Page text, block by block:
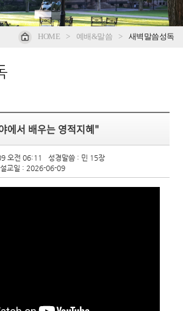
HOME > 예배&말씀 > 새벽말씀성독
에서 배우는 영적지혜"
오전 06:11
성경말씀 : 민 15장
설교일 : 2026-06-09